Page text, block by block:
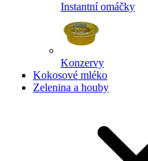
Instantní omáčky
Konzervy
Kokosové mléko
Zelenina a houby